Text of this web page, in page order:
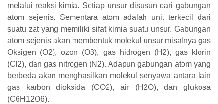
melalui reaksi kimia. Setiap unsur disusun dari gabungan
atom sejenis. Sementara atom adalah unit terkecil dari
suatu zat yang memiliki sifat kimia suatu unsur. Gabungan
atom sejenis akan membentuk molekul unsur misalnya gas
Oksigen (O2), ozon (O3), gas hidrogen (H2), gas klorin
(Cl2), dan gas nitrogen (N2). Adapun gabungan atom yang
berbeda akan menghasilkan molekul senyawa antara lain
gas karbon dioksida (CO2), air (H2O), dan glukosa
(C6H12O6).